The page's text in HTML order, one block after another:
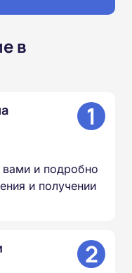
в
1
вами и подробно
и получении
2